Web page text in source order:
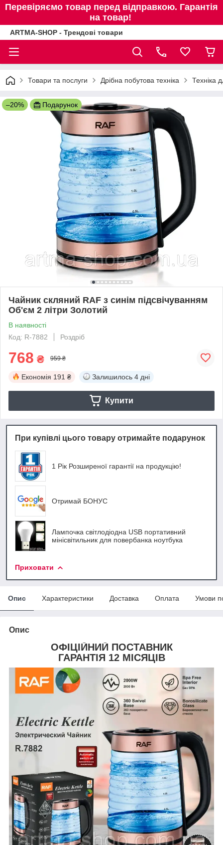
Перевіряємо товар перед відправкою. Гарантія
на товар!
ARTMA-SHOP - Трендові товари
Товари та послуги Дрібна побутова техніка Техніка
–20% Подарунок
Чайник скляний RAF з синім підсвічуванням
Об'єм 2 літри Золотий
В наявності
Код: R-7882
Роздріб
768 ₴ 959 ₴
Економія 191 ₴ Залишилось 4 дні
Купити
При купівлі цього товару отримайте подарунок
1 Рік Розширеної гарантії на продукцію!
Отримай БОНУС
Лампочка світлодіодна USB портативний
мінісвітильник для повербанка ноутбука
Приховати
Опис Характеристики Доставка Оплата Умови
Опис
ОФІЦІЙНИЙ ПОСТАВНИК
ГАРАНТІЯ 12 МІСЯЦІВ